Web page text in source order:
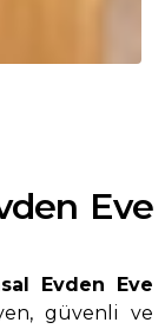
Eve
Evden Eve
güvenli ve